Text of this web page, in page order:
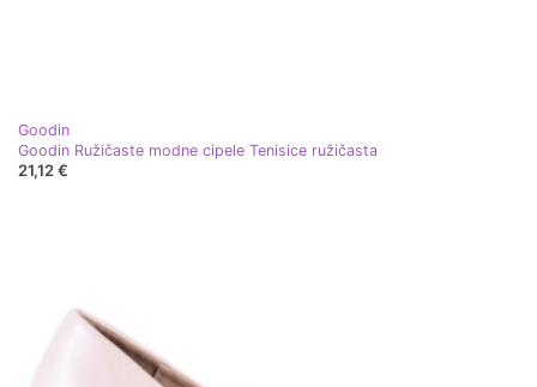
Goodin
Goodin Ružičaste modne cipele Tenisice ružičasta
21,12 €